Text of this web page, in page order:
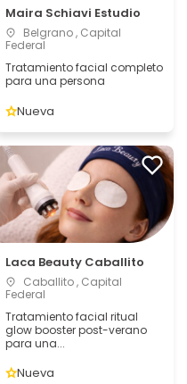
Maira Schiavi Estudio
Belgrano , Capital
Federal
Tratamiento facial completo
para una persona
Nueva
Laca Beauty Caballito
Caballito , Capital
Federal
Tratamiento facial ritual
glow booster post-verano
para una...
Nueva